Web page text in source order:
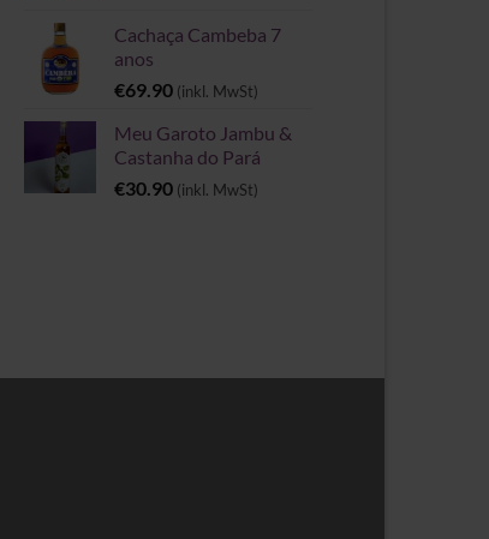
Cachaça Cambeba 7
anos
€69.90 (inkl. MwSt)
Meu Garoto Jambu &
Castanha do Pará
€30.90 (inkl. MwSt)